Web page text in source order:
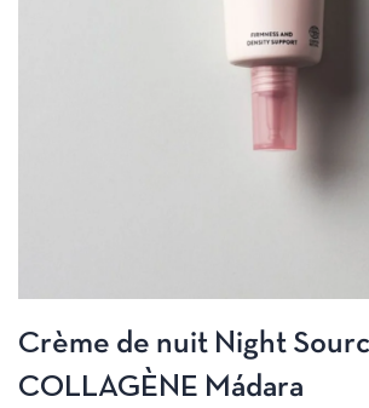
Crème de nuit Night
COLLAGÈNE Mádara